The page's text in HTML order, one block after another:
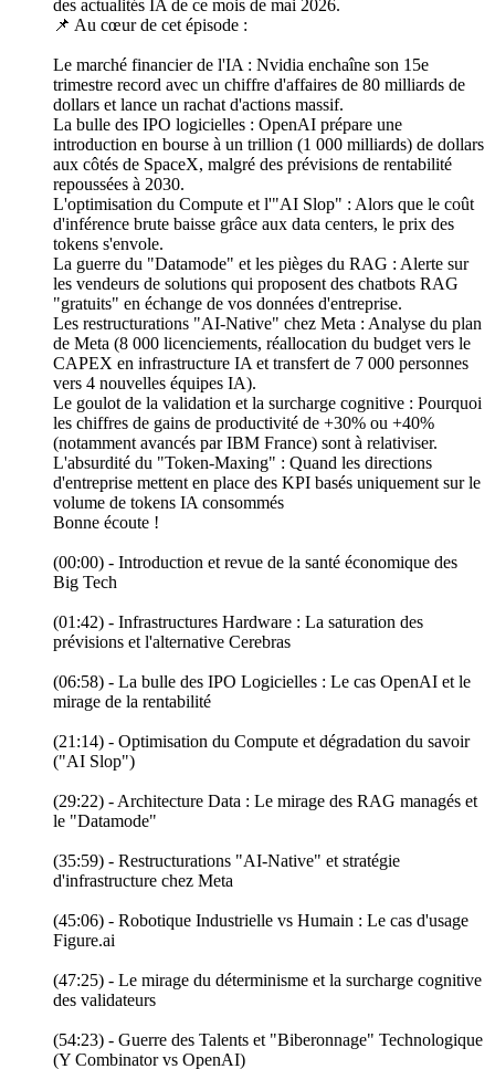
des actualités IA de ce mois de mai 2026.
📌 Au cœur de cet épisode :
Le marché financier de l'IA : Nvidia enchaîne son 15e
trimestre record avec un chiffre d'affaires de 80 milliards de
dollars et lance un rachat d'actions massif.
La bulle des IPO logicielles : OpenAI prépare une
introduction en bourse à un trillion (1 000 milliards) de dollars
aux côtés de SpaceX, malgré des prévisions de rentabilité
repoussées à 2030.
L'optimisation du Compute et l'"AI Slop" : Alors que le coût
d'inférence brute baisse grâce aux data centers, le prix des
tokens s'envole.
La guerre du "Datamode" et les pièges du RAG : Alerte sur
les vendeurs de solutions qui proposent des chatbots RAG
"gratuits" en échange de vos données d'entreprise.
Les restructurations "AI-Native" chez Meta : Analyse du plan
de Meta (8 000 licenciements, réallocation du budget vers le
CAPEX en infrastructure IA et transfert de 7 000 personnes
vers 4 nouvelles équipes IA).
Le goulot de la validation et la surcharge cognitive : Pourquoi
les chiffres de gains de productivité de +30% ou +40%
(notamment avancés par IBM France) sont à relativiser.
L'absurdité du "Token-Maxing" : Quand les directions
d'entreprise mettent en place des KPI basés uniquement sur le
volume de tokens IA consommés
Bonne écoute !
(00:00) - Introduction et revue de la santé économique des
Big Tech
(01:42) - Infrastructures Hardware : La saturation des
prévisions et l'alternative Cerebras
(06:58) - La bulle des IPO Logicielles : Le cas OpenAI et le
mirage de la rentabilité
(21:14) - Optimisation du Compute et dégradation du savoir
("AI Slop")
(29:22) - Architecture Data : Le mirage des RAG managés et
le "Datamode"
(35:59) - Restructurations "AI-Native" et stratégie
d'infrastructure chez Meta
(45:06) - Robotique Industrielle vs Humain : Le cas d'usage
Figure.ai
(47:25) - Le mirage du déterminisme et la surcharge cognitive
des validateurs
(54:23) - Guerre des Talents et "Biberonnage" Technologique
(Y Combinator vs OpenAI)